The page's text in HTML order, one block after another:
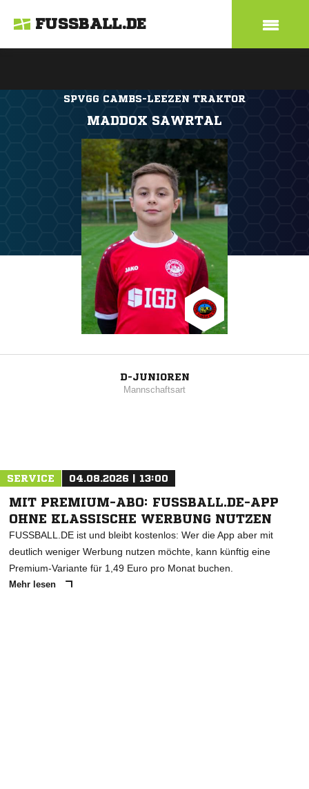
FUSSBALL.DE
SPVGG CAMBS-LEEZEN TRAKTOR
MADDOX SAWRTAL
D-JUNIOREN
Mannschaftsart
SERVICE 04.08.2026 | 13:00
MIT PREMIUM-ABO: FUSSBALL.DE-APP
OHNE KLASSISCHE WERBUNG NUTZEN
FUSSBALL.DE ist und bleibt kostenlos: Wer die App aber mit
deutlich weniger Werbung nutzen möchte, kann künftig eine
Premium-Variante für 1,49 Euro pro Monat buchen.
Mehr lesen